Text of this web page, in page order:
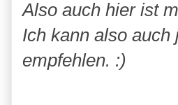
Also auch hier ist
Ich kann also
empfehlen. :)